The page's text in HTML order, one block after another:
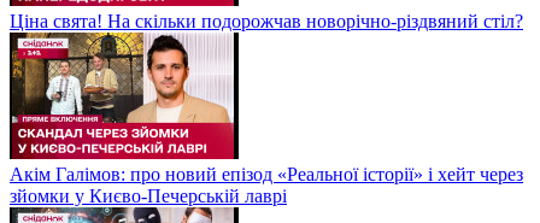
Ціна свята! На скільки подорожчав новорічно-різдвяний стіл?
Акім Галімов: про новий епізод «Реальної історії» і хейт через
зйомки у Києво-Печерській лаврі